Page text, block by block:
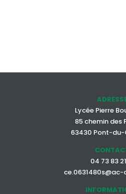
Lycée Pierre
85 chemin des
63430 Pont-
04 73 83